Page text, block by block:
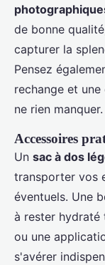
de bonne
capturer la
Pensez
rechange et
ne rien manquer.
Accessoires
Un sac à dos
transporter vos
éventuels. Une
à rester hydraté
ou une
s'avérer